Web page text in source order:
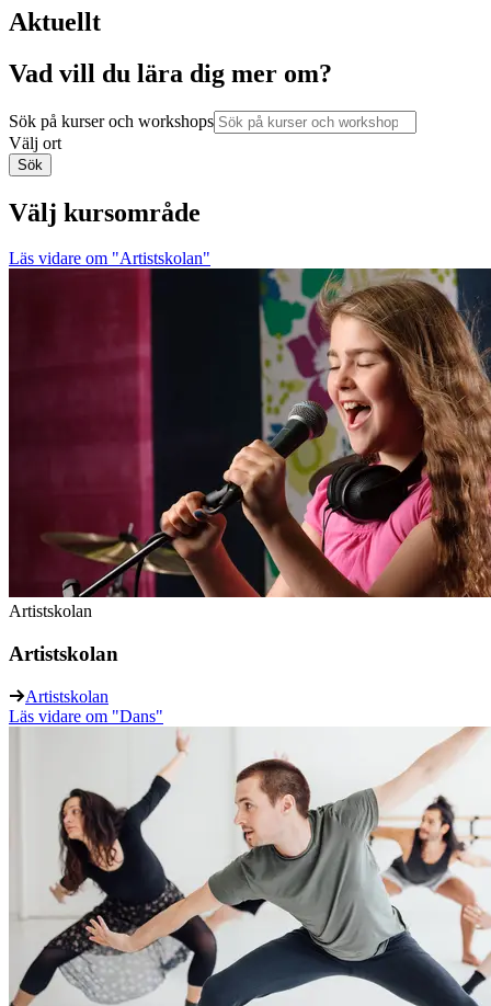
Aktuellt
Vad vill du lära dig mer om?
Sök på kurser och workshops
Välj ort
Sök
Välj kursområde
Läs vidare om "Artistskolan"
Artistskolan
Artistskolan
Artistskolan
Läs vidare om "Dans"